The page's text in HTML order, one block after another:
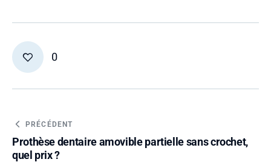
0
PRÉCÉDENT
Prothèse dentaire amovible partielle sans crochet,
quel prix ?